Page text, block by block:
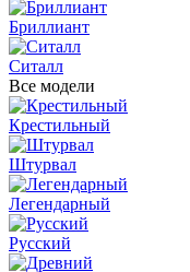
Бриллиант
Ситалл
Все модели
Крестильный
Штурвал
Легендарный
Русский